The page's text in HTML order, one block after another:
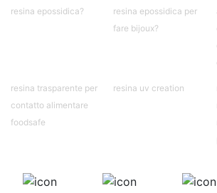
resina epossidica?
resina epossidica per
fare bijoux?
resina trasparente per
contatto alimentare
foodsafe
resina uv creation